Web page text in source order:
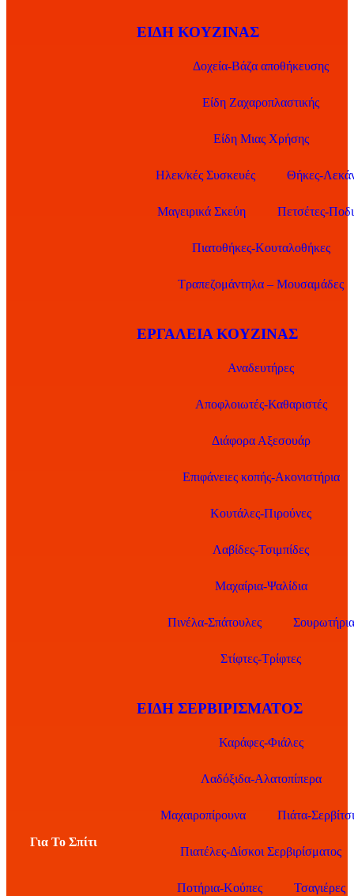
Για Το Σπίτι
ΕΊΔΗ ΚΟΥΖΊΝΑΣ
Δοχεία-Βάζα αποθήκευσης
Είδη Ζαχαροπλαστικής
Είδη Μιας Χρήσης
Ηλεκ/κές Συσκευές Θήκες-
Μαγειρικά Σκεύη Πετσέτες-
Πιατοθήκες-Κουταλοθήκες
Τραπεζομάντηλα – Μουσαμάδες
ΕΡΓΑΛΕΊΑ ΚΟΥΖΊΝΑΣ
Αναδευτήρες
Αποφλοιωτές-Καθαριστές
Διάφορα Αξεσουάρ
Επιφάνειες κοπής-Ακονιστήρια
Κουτάλες-Πιρούνες
Λαβίδες-Τσιμπίδες
Μαχαίρια-Ψαλίδια
Πινέλα-Σπάτουλες Σουρωτήρια
Στίφτες-Τρίφτες
ΕΊΔΗ ΣΕΡΒΙΡΊΣΜΑΤΟΣ
Καράφες-Φιάλες
Λαδόξιδα-Αλατοπίπερα
Μαχαιροπίρουνα Πιάτα-
Πιατέλες-Δίσκοι Σερβιρίσματος
Ποτήρια-Κούπες Τσαγιέρες